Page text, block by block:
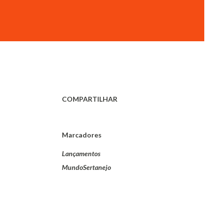
COMPARTILHAR
Marcadores
Lançamentos
MundoSertanejo